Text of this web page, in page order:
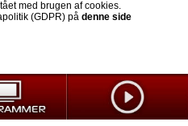
med brugen af cookies.
(GDPR) på denne side